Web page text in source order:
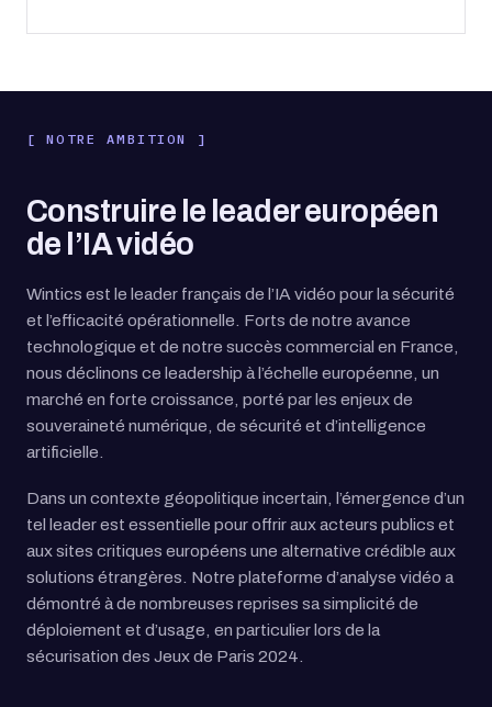
NOTRE AMBITION
Construire le leader européen
de l’IA vidéo
Wintics est le leader français de l’IA vidéo pour la sécurité
et l’efficacité opérationnelle. Forts de notre avance
technologique et de notre succès commercial en France,
nous déclinons ce leadership à l’échelle européenne, un
marché en forte croissance, porté par les enjeux de
souveraineté numérique, de sécurité et d’intelligence
artificielle.
Dans un contexte géopolitique incertain, l’émergence d’un
tel leader est essentielle pour offrir aux acteurs publics et
aux sites critiques européens une alternative crédible aux
solutions étrangères. Notre plateforme d’analyse vidéo a
démontré à de nombreuses reprises sa simplicité de
déploiement et d’usage, en particulier lors de la
sécurisation des Jeux de Paris 2024.